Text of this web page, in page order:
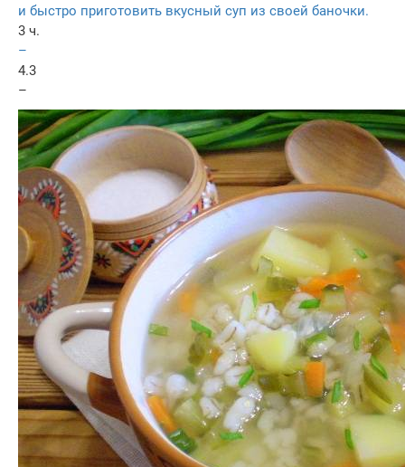
и быстро приготовить вкусный суп из своей баночки.
3 ч.
–
4.3
–